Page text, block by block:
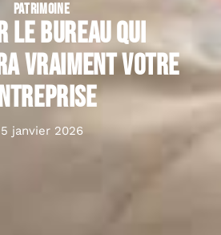
PATRIMOINE
le bureau qui
vraiment votre
5 janvier 2026